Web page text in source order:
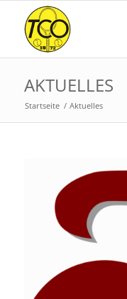
AKTUELLES
Startseite / Aktuelles